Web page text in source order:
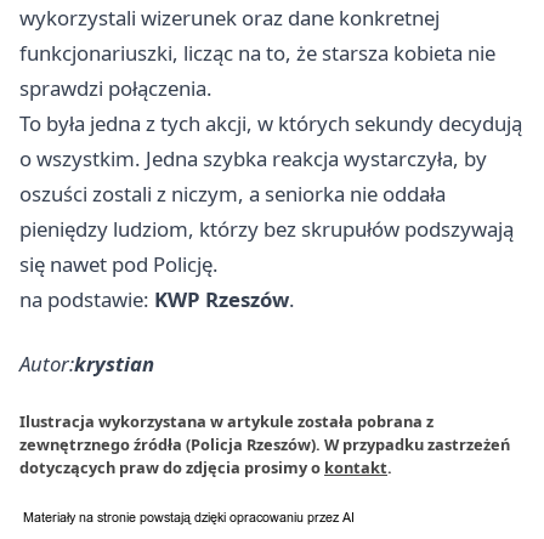
wykorzystali wizerunek oraz dane konkretnej
funkcjonariuszki, licząc na to, że starsza kobieta nie
sprawdzi połączenia.
To była jedna z tych akcji, w których sekundy decydują
o wszystkim. Jedna szybka reakcja wystarczyła, by
oszuści zostali z niczym, a seniorka nie oddała
pieniędzy ludziom, którzy bez skrupułów podszywają
się nawet pod Policję.
na podstawie: KWP Rzeszów.
Autor:krystian
Ilustracja wykorzystana w artykule została pobrana z
zewnętrznego źródła (Policja Rzeszów). W przypadku zastrzeżeń
dotyczących praw do zdjęcia prosimy o kontakt.